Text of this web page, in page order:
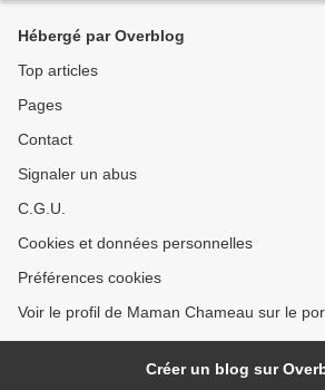
Hébergé par Overblog
Top articles
Pages
Contact
Signaler un abus
C.G.U.
Cookies et données personnelles
Préférences cookies
Voir le profil de Maman Chameau sur le
Créer un blog sur